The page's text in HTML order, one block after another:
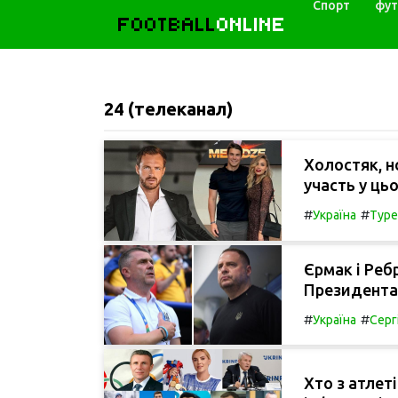
FOOTBALLONLINE
Спорт
24 (телеканал)
Холостяк,
участь у
#Україна #
Єрмак і
Президента
#Україна #
Хто з